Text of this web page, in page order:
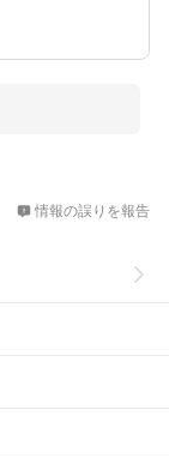
情報の誤りを報告